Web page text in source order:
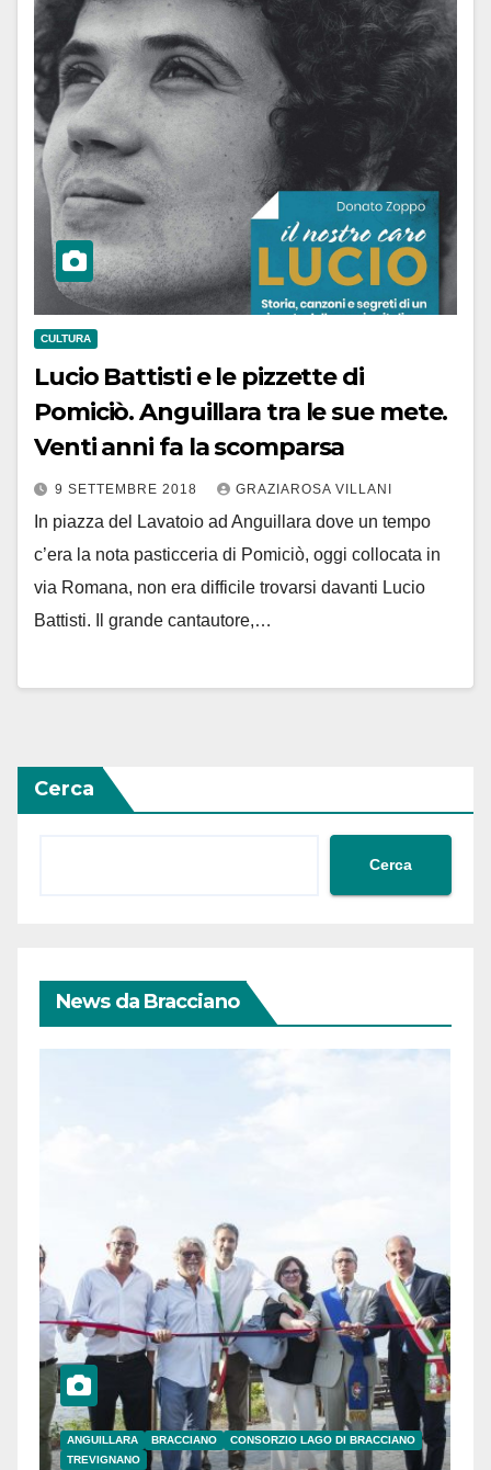
CULTURA
Lucio Battisti e le pizzette di
Pomiciò. Anguillara tra le sue mete.
Venti anni fa la scomparsa
9 SETTEMBRE 2018 GRAZIAROSA VILLANI
In piazza del Lavatoio ad Anguillara dove un tempo
c’era la nota pasticceria di Pomiciò, oggi collocata in
via Romana, non era difficile trovarsi davanti Lucio
Battisti. Il grande cantautore,…
Cerca
Cerca
News da Bracciano
ANGUILLARA BRACCIANO
CONSORZIO LAGO DI BRACCIANO
TREVIGNANO